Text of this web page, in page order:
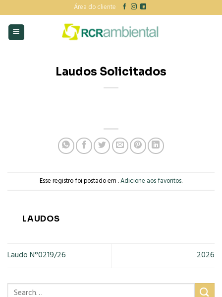
to
content
Área do cliente
Laudos Solicitados
Esse registro foi postado em .Adicione aos favoritos.
LAUDOS
Laudo N°0219/26 2026